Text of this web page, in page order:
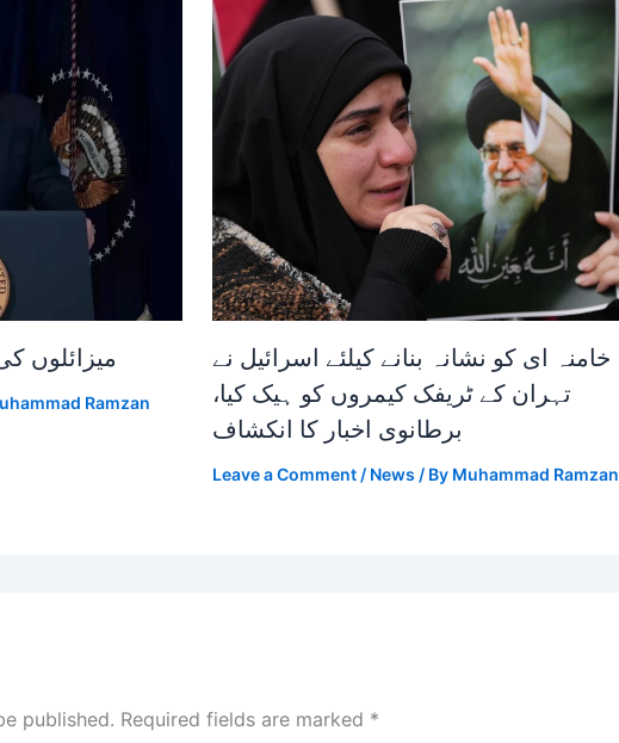
میزائلوں
Ramzan
خامنہ ای کو نشانہ بنانے کیلئے اسرائیل نے
تہران کے ٹریفک کیمروں کو ہیک کیا،
برطانوی اخبار کا انکشاف
Leave a Comment / News / By Muhammad Ramzan
published. Required fields are marked *